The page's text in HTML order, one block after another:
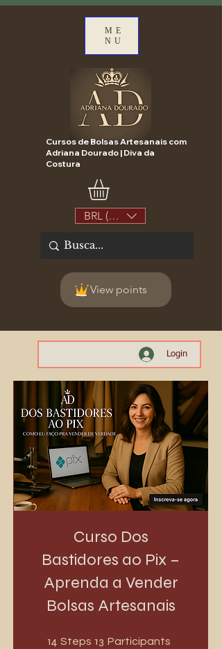
ME
NU
Cursos de Bolsas Artesanais com
Adriana Dourado | Diva da
Costura
BRL (R$)
View points
Login
Curso Dos
Bastidores ao Pix –
Aprenda a Vender
Bolsas Artesanais
14 Steps 14 Steps
13 Participants